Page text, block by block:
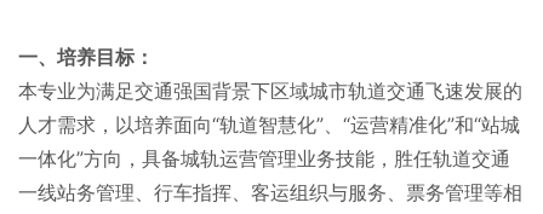
一、培养目标：
本专业为满足交通强国背景下区域城市轨道交通飞速发展的
人才需求，以培养面向“轨道智慧化”、“运营精准化”和“站城
一体化”方向，具备城轨运营管理业务技能，胜任轨道交通
一线站务管理、行车指挥、客运组织与服务、票务管理等相